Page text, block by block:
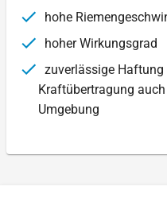
hohe
hoher Wirkungsgrad
zuverlässige Haftung
Kraftübertragung
Umgebung